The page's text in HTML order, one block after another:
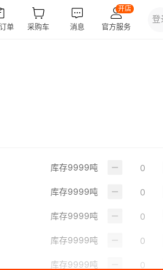
库存9999吨
库存9999吨
库存9999吨
库存9999吨
库存9999吨